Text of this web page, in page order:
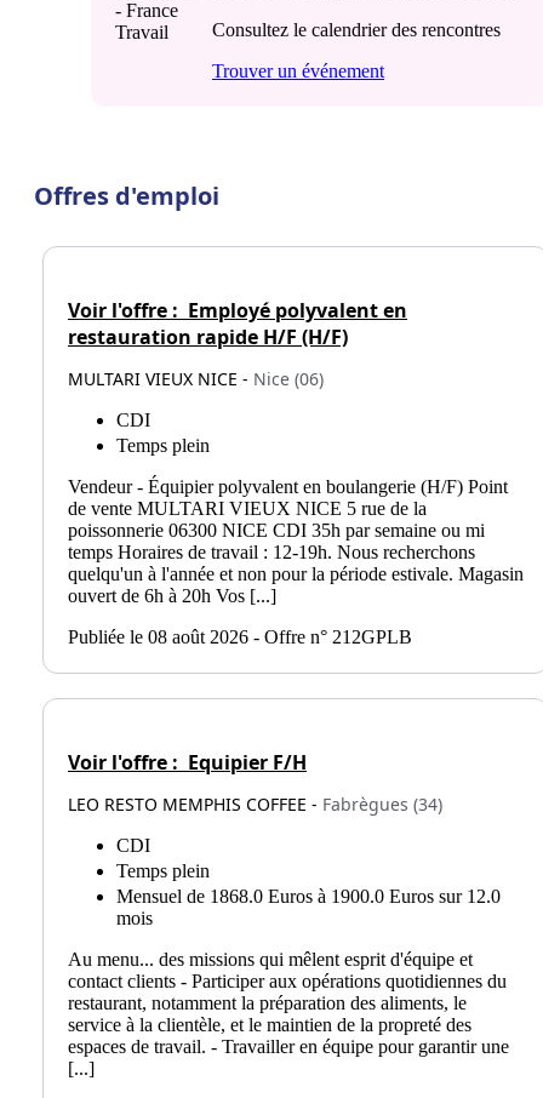
Consultez le calendrier des rencontres
Trouver un événement
Offres d'emploi
Voir l'offre : Employé polyvalent en
restauration rapide H/F (H/F)
MULTARI VIEUX NICE - Nice (06)
CDI
Temps plein
Vendeur - Équipier polyvalent en boulangerie (H/F) Point
de vente MULTARI VIEUX NICE 5 rue de la
poissonnerie 06300 NICE CDI 35h par semaine ou mi
temps Horaires de travail : 12-19h. Nous recherchons
quelqu'un à l'année et non pour la période estivale. Magasin
ouvert de 6h à 20h Vos [...]
Publiée le 08 août 2026 - Offre n° 212GPLB
Voir l'offre : Equipier F/H
LEO RESTO MEMPHIS COFFEE - Fabrègues (34)
CDI
Temps plein
Mensuel de 1868.0 Euros à 1900.0 Euros sur 12.0
mois
Au menu... des missions qui mêlent esprit d'équipe et
contact clients - Participer aux opérations quotidiennes du
restaurant, notamment la préparation des aliments, le
service à la clientèle, et le maintien de la propreté des
espaces de travail. - Travailler en équipe pour garantir une
[...]